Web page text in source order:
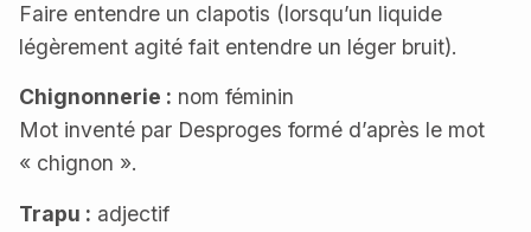
Faire entendre un clapotis (lorsqu’un liquide
légèrement agité fait entendre un léger bruit).
Chignonnerie : nom féminin
Mot inventé par Desproges formé d’après le mot
« chignon ».
Trapu : adjectif